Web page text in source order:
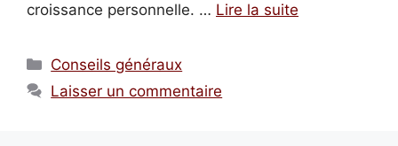
croissance personnelle. … Lire la suite
Catégories
Conseils généraux
Laisser un commentaire